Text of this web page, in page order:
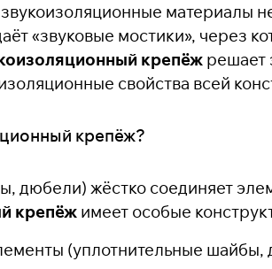
материалы
«звуковые мостики», через
крепёж решает
свойства всей
крепёж?
дюбели) жёстко соединяет
крепёж имеет особые
(уплотнительные шайбы,